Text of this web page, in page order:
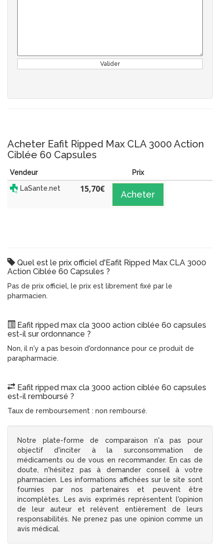
Valider
Acheter Eafit Ripped Max CLA 3000 Action
Ciblée 60 Capsules
Vendeur
Prix
LaSante.net
15,70€
Acheter
Quel est le prix officiel d'Eafit Ripped Max CLA 3000
Action Ciblée 60 Capsules ?
Pas de prix officiel, le prix est librement fixé par le
pharmacien.
Eafit ripped max cla 3000 action ciblée 60 capsules
est-il sur ordonnance ?
Non, il n'y a pas besoin d'ordonnance pour ce produit de
parapharmacie.
Eafit ripped max cla 3000 action ciblée 60 capsules
est-il remboursé ?
Taux de remboursement : non remboursé.
Notre plate-forme de comparaison n'a pas pour
objectif d'inciter à la surconsommation de
médicaments ou de vous en recommander. En cas de
doute, n'hésitez pas à demander conseil à votre
pharmacien. Les informations affichées sur le site sont
fournies par nos partenaires et peuvent être
incomplètes. Les avis exprimés représentent l'opinion
de leur auteur et relèvent entièrement de leurs
responsabilités. Ne prenez pas une opinion comme un
avis médical.